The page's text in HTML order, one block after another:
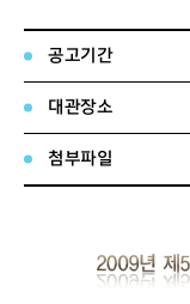
공고기간
대관장소
첨부파일